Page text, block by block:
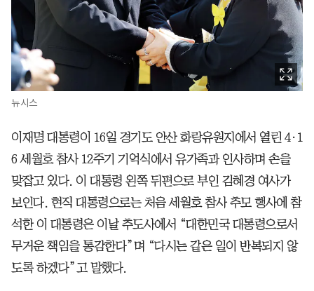
뉴시스
이재명 대통령이 16일 경기도 안산 화랑유원지에서 열린 4·1
6 세월호 참사 12주기 기억식에서 유가족과 인사하며 손을
맞잡고 있다. 이 대통령 왼쪽 뒤편으로 부인 김혜경 여사가
보인다. 현직 대통령으로는 처음 세월호 참사 추모 행사에 참
석한 이 대통령은 이날 추도사에서 “대한민국 대통령으로서
무거운 책임을 통감한다”며 “다시는 같은 일이 반복되지 않
도록 하겠다”고 말했다.